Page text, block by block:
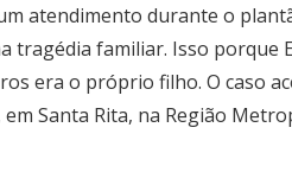
atendimento durante o
tragédia familiar. Isso porque
era o próprio filho. O caso
em Santa Rita, na Região